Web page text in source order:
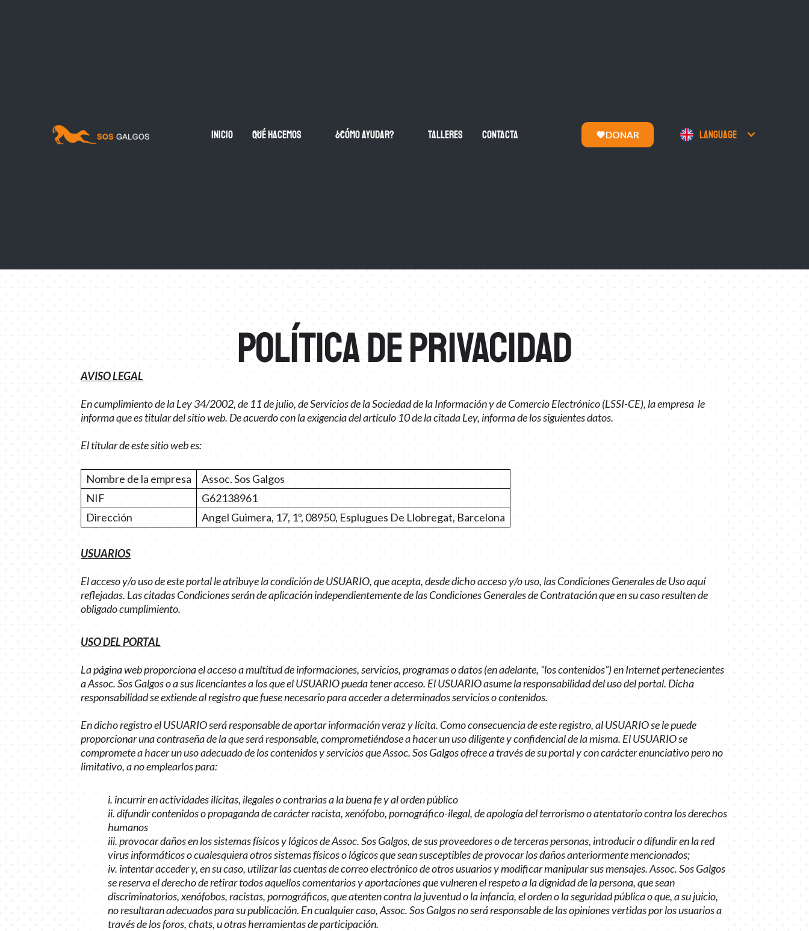
Inicio qué hacemos ¿CÓMO AYUDAR? Talleres contacta DONAR Language
POLÍTICA DE PRIVACIDAD
AVISO LEGAL
En cumplimiento de la Ley 34/2002, de 11 de julio, de Servicios de la Sociedad de la Información y de Comercio Electrónico (LSSI-CE), la empresa le
informa que es titular del sitio web. De acuerdo con la exigencia del artículo 10 de la citada Ley, informa de los siguientes datos.
El titular de este sitio web es:
Nombre de la empresa
Assoc. Sos Galgos
NIF
G62138961
Dirección
Angel Guimera, 17, 1º, 08950, Esplugues De Llobregat, Barcelona
USUARIOS
El acceso y/o uso de este portal le atribuye la condición de USUARIO, que acepta, desde dicho acceso y/o uso, las Condiciones Generales de Uso aquí
reflejadas. Las citadas Condiciones serán de aplicación independientemente de las Condiciones Generales de Contratación que en su caso resulten de
obligado cumplimiento.
USO DEL PORTAL
La página web proporciona el acceso a multitud de informaciones, servicios, programas o datos (en adelante, “los contenidos”) en Internet pertenecientes
a Assoc. Sos Galgos o a sus licenciantes a los que el USUARIO pueda tener acceso. El USUARIO asume la responsabilidad del uso del portal. Dicha
responsabilidad se extiende al registro que fuese necesario para acceder a determinados servicios o contenidos.
En dicho registro el USUARIO será responsable de aportar información veraz y lícita. Como consecuencia de este registro, al USUARIO se le puede
proporcionar una contraseña de la que será responsable, comprometiéndose a hacer un uso diligente y confidencial de la misma. El USUARIO se
compromete a hacer un uso adecuado de los contenidos y servicios que Assoc. Sos Galgos ofrece a través de su portal y con carácter enunciativo pero no
limitativo, a no emplearlos para:
i. incurrir en actividades ilícitas, ilegales o contrarias a la buena fe y al orden público
ii. difundir contenidos o propaganda de carácter racista, xenófobo, pornográfico-ilegal, de apología del terrorismo o atentatorio contra los derechos
humanos
iii. provocar daños en los sistemas físicos y lógicos de Assoc. Sos Galgos, de sus proveedores o de terceras personas, introducir o difundir en la red
virus informáticos o cualesquiera otros sistemas físicos o lógicos que sean susceptibles de provocar los daños anteriormente mencionados;
iv. intentar acceder y, en su caso, utilizar las cuentas de correo electrónico de otros usuarios y modificar manipular sus mensajes. Assoc. Sos Galgos
se reserva el derecho de retirar todos aquellos comentarios y aportaciones que vulneren el respeto a la dignidad de la persona, que sean
discriminatorios, xenófobos, racistas, pornográficos, que atenten contra la juventud o la infancia, el orden o la seguridad pública o que, a su juicio,
no resultaran adecuados para su publicación. En cualquier caso, Assoc. Sos Galgos no será responsable de las opiniones vertidas por los usuarios a
través de los foros, chats, u otras herramientas de participación.